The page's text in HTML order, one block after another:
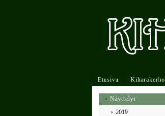
Etusivu Kiharakerho
Näyttelyt
2019